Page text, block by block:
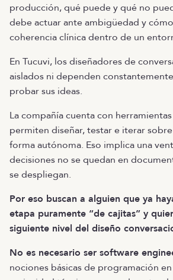
producción, qué puede y qué no
debe actuar ante ambigüedad y
coherencia clínica dentro de un
En Tucuvi, los diseñadores de
aislados ni dependen
probar sus ideas.
La compañía cuenta con
permiten diseñar, testar e iterar
forma autónoma. Eso implica una
decisiones no se quedan en
se despliegan.
Por eso buscan a alguien que ya
etapa puramente “de cajitas” y
siguiente nivel del diseño
No es necesario ser software
nociones básicas de programación